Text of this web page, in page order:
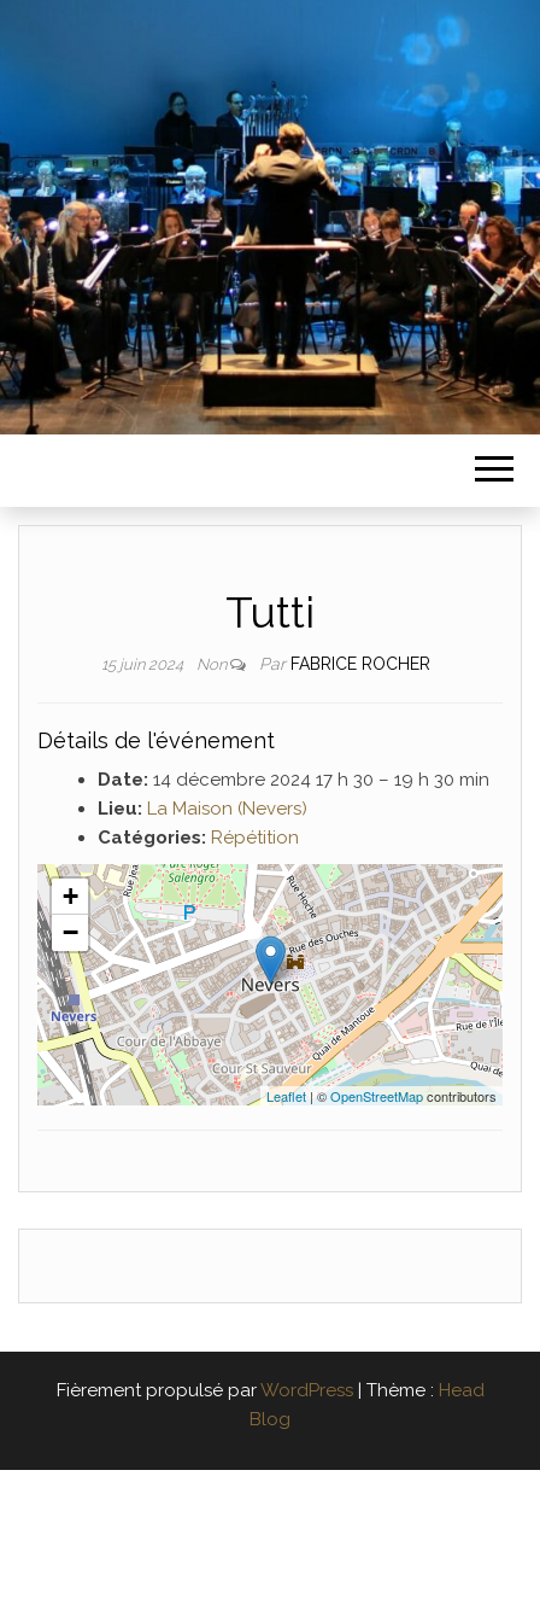
Tutti
15 juin 2024 Non Par FABRICE ROCHER
Détails de l'événement
Date: 14 décembre 2024 17 h 30 – 19 h 30 min
Lieu: La Maison (Nevers)
Catégories: Répétition
+
−
Leaflet| ©OpenStreetMapcontributors
Fièrement propulsé parWordPress | Thème : Head
Blog